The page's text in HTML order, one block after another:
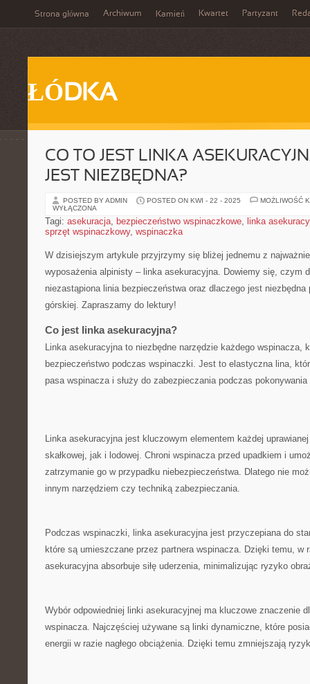
Strona główna Archiwum Kamień Kwartet Partyzant
ŁÓDKA
CO TO JEST LINKA
JEST NIEZBĘDNA?
POSTED BY ADMIN POSTED ON KWI - 22 - 2025
MOŻLIWOŚĆ
WYŁĄCZONA
Tagi: asekuracja, bezpieczeństwo wspinaczkowe, linka
sprzęt wspinaczkowy, wspinaczka
W dzisiejszym ​artykule przyjrzymy​ się bliżej jednemu z
wyposażenia alpinisty – ‌linka asekuracyjna. Dowiemy⁣ się, czym
niezastąpiona linia bezpieczeństwa oraz dlaczego jest
górskiej. ⁤Zapraszamy do ⁣lektury!
Co ⁣jest linka asekuracyjna?
Linka asekuracyjna⁣ to niezbędne narzędzie​ każdego wspinacza,
bezpieczeństwo podczas wspinaczki. ​Jest to elastyczna lina,
pasa wspinacza i⁣ służy⁣ do ⁤zabezpieczania podczas
Linka ⁢asekuracyjna jest kluczowym elementem ‍każdej
skałkowej, jak i lodowej. Chroni wspinacza przed ⁤upadkiem i
zatrzymanie go w przypadku niebezpieczeństwa. ⁤Dlatego nie
innym narzędziem czy techniką zabezpieczania.
Podczas‍ wspinaczki, linka asekuracyjna jest​ przyczepiana ‌do
które są ​umieszczane przez partnera wspinacza.⁣ Dzięki⁤ temu,⁣ w
⁤asekuracyjna ⁤absorbuje siłę uderzenia, minimalizując⁢ ryzyko
Wybór odpowiedniej linki asekuracyjnej ‌ma ​kluczowe znaczenie
wspinacza. ⁣Najczęściej używane są linki dynamiczne,‍ które
energii⁤ w razie nagłego ⁣obciążenia. ⁢Dzięki temu zmniejszają